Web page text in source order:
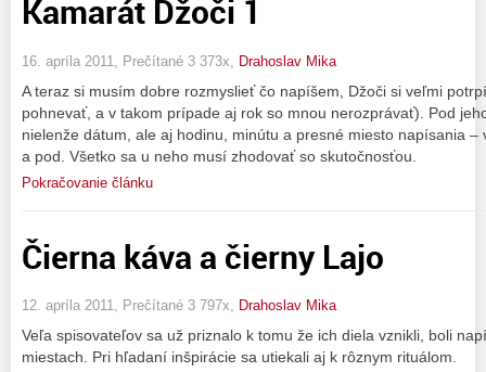
Kamarát Džoči 1
16. apríla 2011, Prečítané 3 373x, Drahoslav Mika
A teraz si musím dobre rozmyslieť čo napíšem, Džoči si veľmi
pohnevať, a v takom prípade aj rok so mnou nerozprávať). Pod
nielenže dátum, ale aj hodinu, minútu a presné miesto napísania –
a pod. Všetko sa u neho musí zhodovať so skutočnosťou.
Pokračovanie článku
Čierna káva a čierny Lajo
12. apríla 2011, Prečítané 3 797x, Drahoslav Mika
Veľa spisovateľov sa už priznalo k tomu že ich diela vznikli, boli
miestach. Pri hľadaní inšpirácie sa utiekali aj k rôznym rituálom.